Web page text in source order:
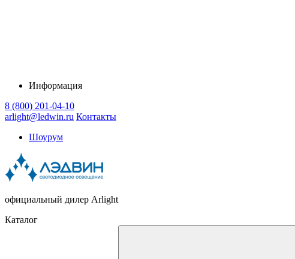
Информация
8 (800) 201-04-10
arlight@ledwin.ru Контакты
Шоурум
официальный дилер Arlight
Каталог